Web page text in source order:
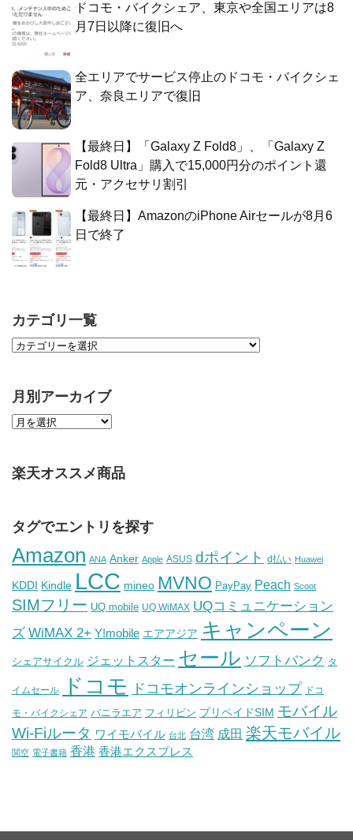
ドコモ・バイクシェア、東京や全国エリアは8
月7日以降に復旧へ
全エリアでサービス停止のドコモ・バイクシェ
ア、奈良エリアで復旧
【最終日】「Galaxy Z Fold8」、「Galaxy Z
Fold8 Ultra」購入で15,000円分のポイント還
元・アクセサリ割引
【最終日】AmazonのiPhone Airセールが8月6
日で終了
カテゴリ一覧
月別アーカイブ
楽天オススメ商品
タグでエントリを探す
Amazon ANA Anker Apple ASUS dポイント d払い Huawei
KDDI Kindle LCC mineo MVNO PayPay Peach Scoot
SIMフリー UQ mobile UQ WiMAX UQコミュニケーション
ズ WiMAX 2+ Y!mobile エアアジア キャンペーン
シェアサイクル ジェットスター セール ソフトバンク タ
イムセール ドコモ ドコモオンラインショップ ドコ
モ・バイクシェア バニラエア フィリピン プリペイドSIM モバイル
Wi-Fiルータ ワイモバイル 台北 台湾 成田 楽天モバイル
関空 電子書籍 香港 香港エクスプレス